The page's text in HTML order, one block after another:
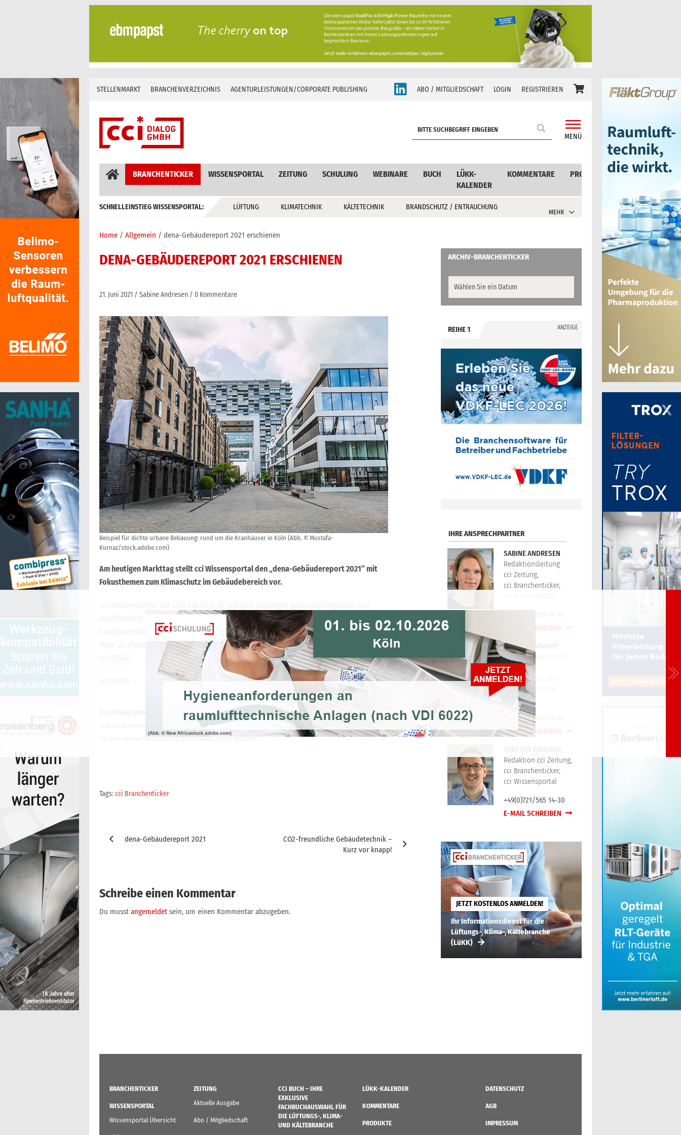
Skip
content
STELLENMARKT BRANCHENVERZEICHNIS AGENTURLEISTUNGEN/CORPORATE PUBLISHING ABO / MITGLIEDSCHAFT LOGIN REGISTRIEREN
MENÜ
BRANCHENTICKER WISSENSPORTAL ZEITUNG SCHULUNG WEBINARE BUCH
LÜKK-
KALENDER
KOMMENTARE PRODUKTE
SCHNELLEINSTIEG WISSENSPORTAL: LÜFTUNG KLIMATECHNIK KÄLTETECHNIK BRANDSCHUTZ / ENTRAUCHUNG
MEHR
Home Allgemein dena-Gebäudereport 2021 erschienen
DENA-GEBÄUDEREPORT 2021 ERSCHIENEN
21. Juni 2021 Sabine Andresen 0 Kommentare
Beispiel für dichte urbane Bebauung: rund um die Kranhäuser in Köln (Abb. © Mustafa-
Kurnaz/stock.adobe.com)
Am heutigen Markttag stellt cci Wissensportal den „dena-Gebäudereport 2021“ mit
Fokusthemen zum Klimaschutz im Gebäudebereich vor.
veröffentlicht einige interessante Auszüge zum Gebäudebestand in Deutschland sowie zu
Energieverbäuchen unter anderem im Bereich Kälte/Klima.
Mehr zu diesem Thema gibt es im Beitrag „dena-Gebäudereport 2021“ unter der Artikelnummer
cci131847
Jede Art der Vervielfältigung, Verbreitung, öffentlichen Zugänglichmachung oder Bearbeitung, auch auszugsweise, ist nur
mit gesonderter Genehmigung der cci Dialog GmbH gestattet.
Tags:cci Branchenticker
dena-Gebäudereport 2021
CO2-freundliche Gebäudetechnik –
Kurz vor knapp!
Schreibe einen Kommentar
Du musst angemeldet sein, um einen Kommentar abzugeben.
ARCHIV-BRANCHENTICKER
REIHE 1 ANZEIGE
IHRE ANSPRECHPARTNER
SABINE ANDRESEN
Redaktionsleitung
cci Zeitung,
cci Branchenticker,
E-MAIL SCHREIBEN
PETER REINHARDT
Technikredaktion cci
Zeitung,
cci Branchenticker,
cci Wissensportal
+49(0)721/565 14-24
E-MAIL SCHREIBEN
Redaktion cci Zeitung,
cci Branchenticker,
cci Wissensportal
+49(0)721/565 14-30
E-MAIL SCHREIBEN
JETZT KOSTENLOS ANMELDEN!
Ihr Informationsdienst für die
Lüftungs-, Klima-, Kältebranche
(LüKK)
BRANCHENTICKER
WISSENSPORTAL
Wissensportal Übersicht
ZEITUNG
Aktuelle Ausgabe
Abo / Mitgliedschaft
CCI BUCH – IHRE
EXKLUSIVE
FACHBUCHAUSWAHL FÜR
DIE LÜFTUNGS-, KLIMA-
UND KÄLTEBRANCHE
LÜKK-KALENDER
KOMMENTARE
PRODUKTE
DATENSCHUTZ
AGB
IMPRESSUM